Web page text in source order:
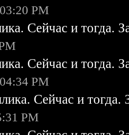
PM
Сейчас и тогда.
Сейчас и тогда.
PM
Сейчас и
PM